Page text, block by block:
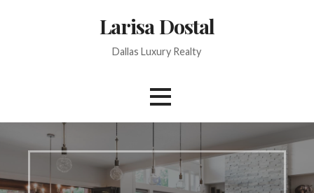
Larisa Dostal
Dallas Luxury Realty